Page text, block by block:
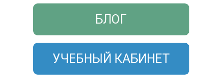
БЛОГ
УЧЕБНЫЙ КАБИНЕТ